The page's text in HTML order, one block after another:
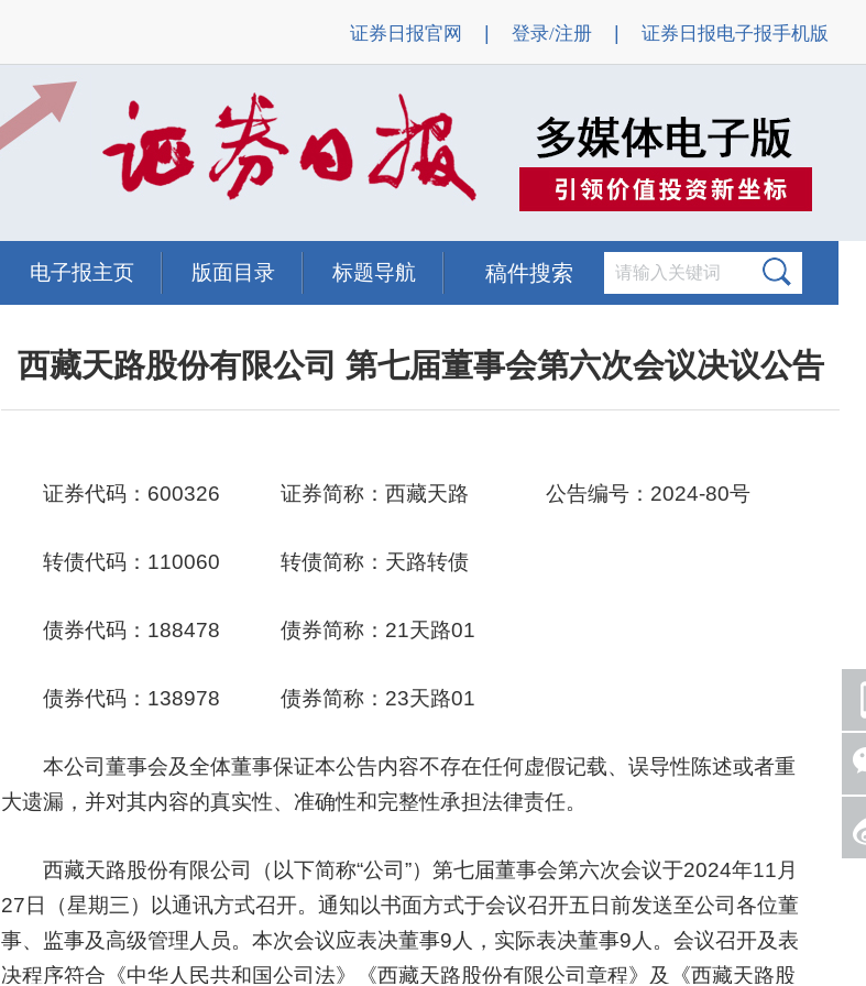
证券日报官网 登录/注册 证券日报电子报手机版
电子报主页 版面目录 标题导航 稿件搜索
西藏天路股份有限公司 第七届董事会第六次会议决议公告
证券代码：600326 证券简称：西藏天路 公告编号：2024-80号
转债代码：110060 转债简称：天路转债
债券代码：188478 债券简称：21天路01
债券代码：138978 债券简称：23天路01
本公司董事会及全体董事保证本公告内容不存在任何虚假记载、误导性陈述或者重
大遗漏，并对其内容的真实性、准确性和完整性承担法律责任。
西藏天路股份有限公司（以下简称“公司”）第七届董事会第六次会议于2024年11月
27日（星期三）以通讯方式召开。通知以书面方式于会议召开五日前发送至公司各位董
事、监事及高级管理人员。本次会议应表决董事9人，实际表决董事9人。会议召开及表
决程序符合《中华人民共和国公司法》《西藏天路股份有限公司章程》及《西藏天路股